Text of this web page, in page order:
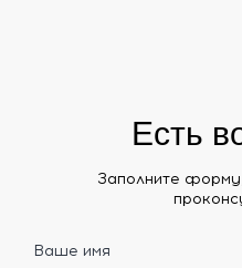
Есть
Заполните
Ваше имя